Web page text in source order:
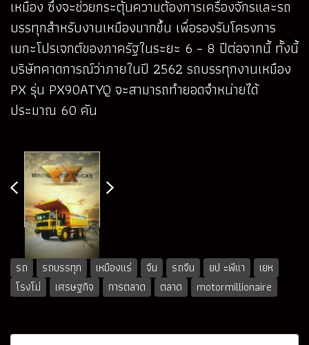
เหมือง ซึ่งจะช่วยกระตุ้นความต้องการเครื่องจักรและรถ
บรรทุกสำหรับงานเหมืองมากขึ้น เพื่อรองรับโครงการ
เมกะโปรเจกต์ของภาครัฐในระยะ 6 – 8 ปีต่อจากนี้ ทั้งนี้
บริษัทคาดการณ์ว่าภายในปี 2562 รถบรรทุกงานเหมือง
PX รุ่น PX90ATYQ จะสามารถทำยอดจำหน่ายได้
ประมาณ 60 คัน
รถ รถบรรทุก เหมืองแร่ จีน รถจีน ยป ะพีแา
เยห
โรงโม่
เศรษฐกิจ การตลาด ตลาด motormillionaire